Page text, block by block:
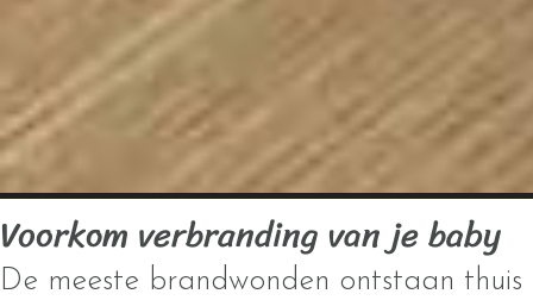
Voorkom verbranding van je baby
De meeste brandwonden ontstaan thuis